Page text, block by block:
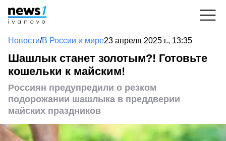
Новости/В России и мире23 апреля 2025 г., 13:35
Шашлык станет золотым?! Готовьте
кошельки к майским!
Россиян предупредили о резком
подорожании шашлыка в преддверии
майских праздников